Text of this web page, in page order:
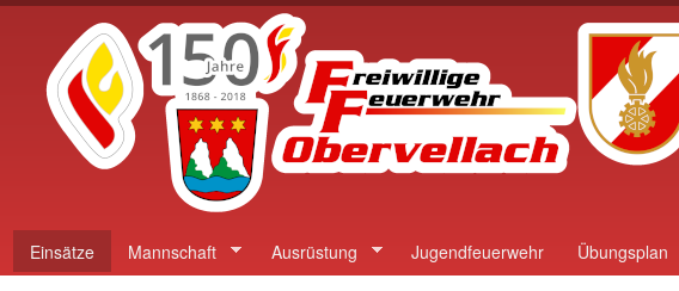
Direkt
zum
Inhalt
Einsätze Mannschaft Ausrüstung Jugendfeuerwehr Übungsplan